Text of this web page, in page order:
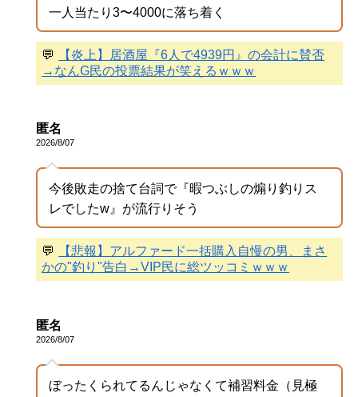
一人当たり3〜4000に落ち着く
💬
【炎上】居酒屋『6人で4939円』の会計に賛否
→なんG民の投票結果が笑えるｗｗｗ
匿名
2026/8/07
今後敗走の捨て台詞で『暇つぶしの煽り釣りス
レでしたw』が流行りそう
💬
【悲報】アルファード一括購入自慢の男、まさ
かの"釣り"告白→VIP民に総ツッコミｗｗｗ
匿名
2026/8/07
ぼったくられてるんじゃなくて補習料金（見極